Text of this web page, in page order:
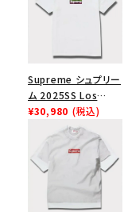
Supreme シュプリー
ム 2025SS Los
Angeles Fire Relief
Box Logo Tee ファ
イヤーリリーフボック
スロゴTシャツ ホワ
イト 白
¥30,980 (税込)